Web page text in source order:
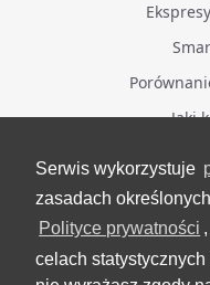
Serwis wykorzystuje
zasadach
Polityce prywatności
celach
Jaki
Grupa